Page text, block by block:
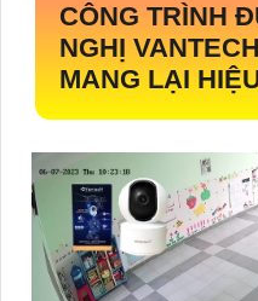
CÔNG TRÌNH
NGHỊ VANTECH
MANG LẠI